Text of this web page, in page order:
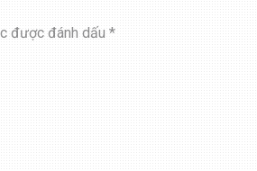
được đánh dấu *